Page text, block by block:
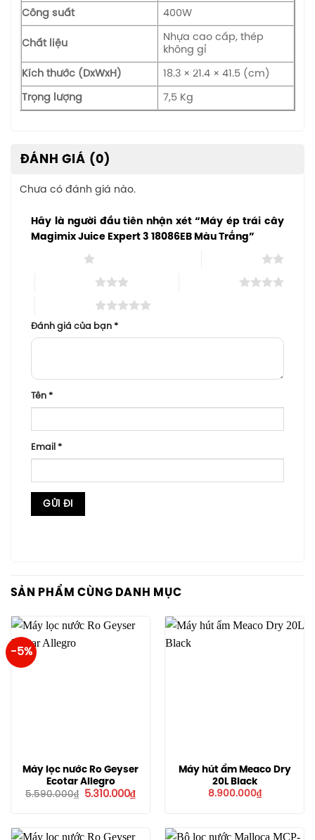
Công suất 400W
Chất liệu
Nhựa cao cấp, thép
không gỉ
Kích thước (DxWxH) 18.3 × 21.4 × 41.5 (cm)
Trọng lượng 7,5 Kg
ĐÁNH GIÁ (0)
Chưa có đánh giá nào.
Hãy là người đầu tiên nhận xét “Máy ép trái cây
Magimix Juice Expert 3 18086EB Màu Trắng”
Đánh giá của bạn *
Tên *
Email *
SẢN PHẨM CÙNG DANH MỤC
-5%
Máy lọc nước Ro Geyser
Ecotar Allegro
5.590.000₫
Giá
5.310.000₫Giá
5.310.000₫.
Máy hút ẩm Meaco Dry
20L Black
8.900.000₫